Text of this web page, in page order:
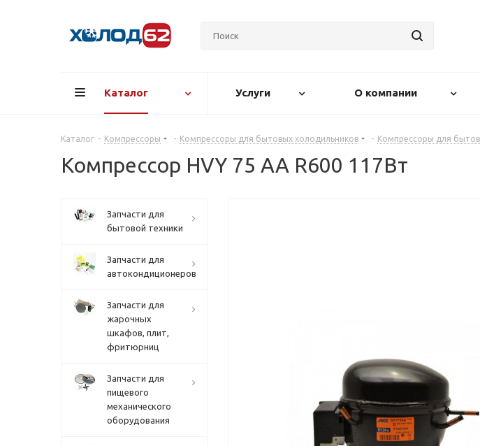
Каталог Услуги О компании
Каталог - Компрессоры - Компрессоры для бытовых холодильников - Компрессоры для
Компрессор НVY 75 AA R600 117Вт
Запчасти для
бытовой техники
Запчасти для
автокондиционеров
Запчасти для
жарочных
шкафов, плит,
фритюрниц
Запчасти для
пищевого
механического
оборудования